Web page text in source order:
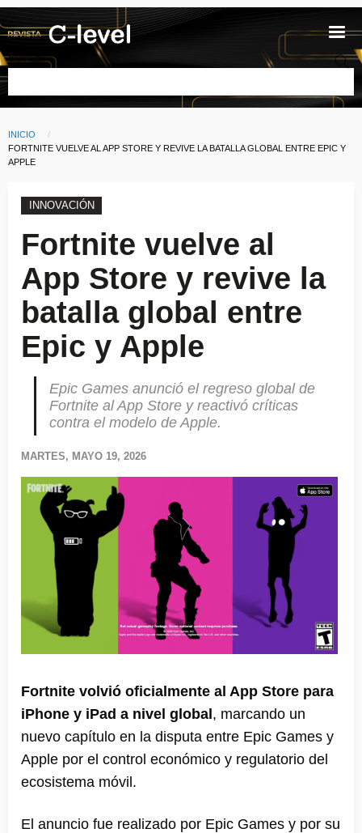
Pasar al contenido principal
Buscar
Ruta de navegación
INICIO
CURRENT:
FORTNITE VUELVE AL APP STORE Y REVIVE LA BATALLA GLOBAL ENTRE EPIC Y
APPLE
INNOVACIÓN
Fortnite vuelve al
App Store y revive la
batalla global entre
Epic y Apple
Epic Games anunció el regreso global de
Fortnite al App Store y reactivó críticas
contra el modelo de Apple.
MARTES, MAYO 19, 2026
Fortnite volvió oficialmente al App Store para
iPhone y iPad a nivel global, marcando un
nuevo capítulo en la disputa entre Epic Games y
Apple por el control económico y regulatorio del
ecosistema móvil.
El anuncio fue realizado por Epic Games y por su